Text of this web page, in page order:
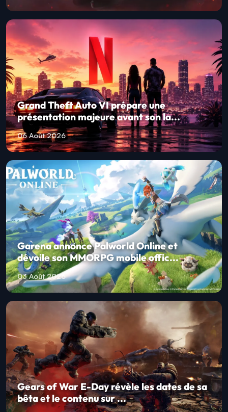
Grand Theft Auto VI prépare une
présentation majeure avant son la...
06 Août 2026
Garena annonce Palworld Online et
dévoile son MMORPG mobile offic...
03 Août 2026
Gears of War E-Day révèle les dates de sa
bêta et le contenu sur ...